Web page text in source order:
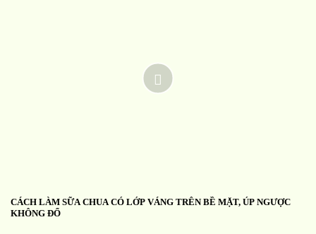
CÁCH LÀM SỮA CHUA CÓ LỚP VÁNG TRÊN BỀ MẶT, ÚP NGƯỢC
KHÔNG ĐỔ